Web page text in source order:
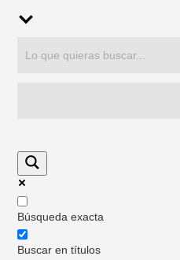
Búsqueda exacta
Buscar en títulos